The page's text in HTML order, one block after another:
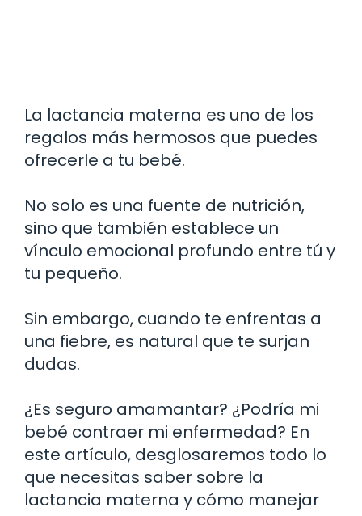
La lactancia materna es uno de los
regalos más hermosos que puedes
ofrecerle a tu bebé.
No solo es una fuente de nutrición,
sino que también establece un
vínculo emocional profundo entre tú y
tu pequeño.
Sin embargo, cuando te enfrentas a
una fiebre, es natural que te surjan
dudas.
¿Es seguro amamantar? ¿Podría mi
bebé contraer mi enfermedad? En
este artículo, desglosaremos todo lo
que necesitas saber sobre la
lactancia materna y cómo manejar